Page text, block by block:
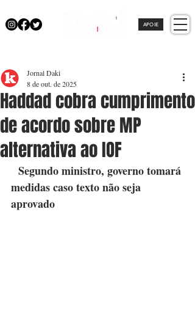
APOIE
Haddad cobra cumprimento
de acordo sobre MP
alternativa ao IOF
Jornal Daki
8 de out. de 2025
Segundo ministro, governo tomará
medidas caso texto não seja
aprovado